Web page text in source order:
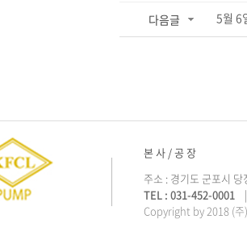
다음글 5월 6
본 사 / 공 장
주소 : 경기도 군포시 당
TEL : 031-452-0001
Copyright by 2018 (